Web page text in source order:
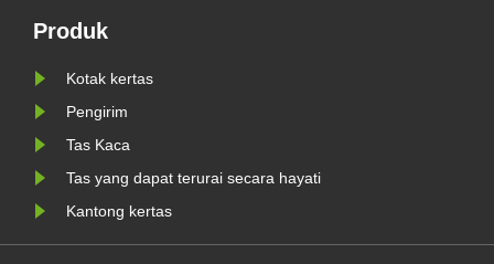
Produk
Kotak kertas
Pengirim
Tas Kaca
Tas yang dapat terurai secara hayati
Kantong kertas